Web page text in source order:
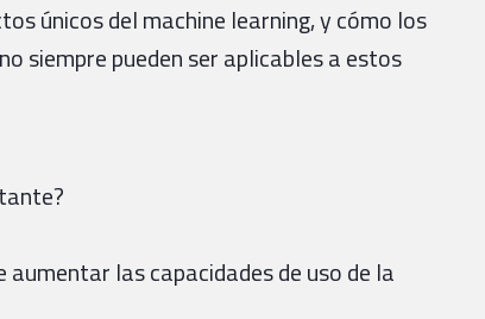
únicos del machine learning, y cómo los
siempre pueden ser aplicables a estos
las capacidades de uso de la